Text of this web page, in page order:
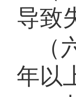
导致
年以